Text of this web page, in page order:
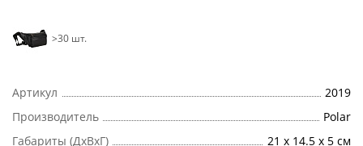
>30 шт.
Артикул
2019
Производитель
Polar
Габариты (ДхВхГ)
21 х 14.5 х 5 см